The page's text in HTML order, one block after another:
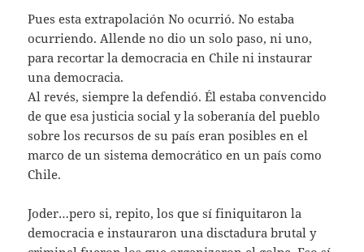
Pues esta extrapolación No ocurrió. No estaba
ocurriendo. Allende no dio un solo paso, ni uno,
para recortar la democracia en Chile ni instaurar
una democracia.
Al revés, siempre la defendió. Él estaba convencido
de que esa justicia social y la soberanía del pueblo
sobre los recursos de su país eran posibles en el
marco de un sistema democrático en un país como
Chile.
Joder…pero si, repito, los que sí finiquitaron la
democracia e instauraron una disctadura brutal y